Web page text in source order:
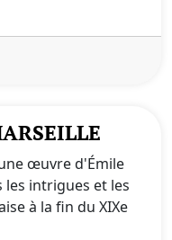
œuvre d'Émile
les intrigues et les
à la fin du XIXe